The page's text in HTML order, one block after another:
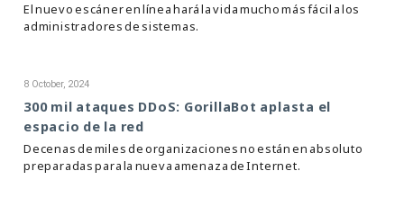
El nuevo escáner en línea hará la vida mucho más fácil a los
administradores de sistemas.
8 October, 2024
300 mil ataques DDoS: GorillaBot aplasta el
espacio de la red
Decenas de miles de organizaciones no están en absoluto
preparadas para la nueva amenaza de Internet.